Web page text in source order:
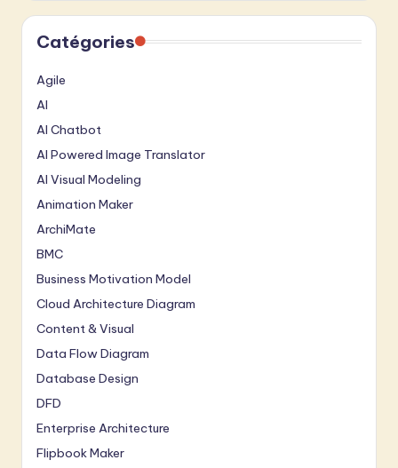
Catégories
Agile
AI
AI Chatbot
AI Powered Image Translator
AI Visual Modeling
Animation Maker
ArchiMate
BMC
Business Motivation Model
Cloud Architecture Diagram
Content & Visual
Data Flow Diagram
Database Design
DFD
Enterprise Architecture
Flipbook Maker